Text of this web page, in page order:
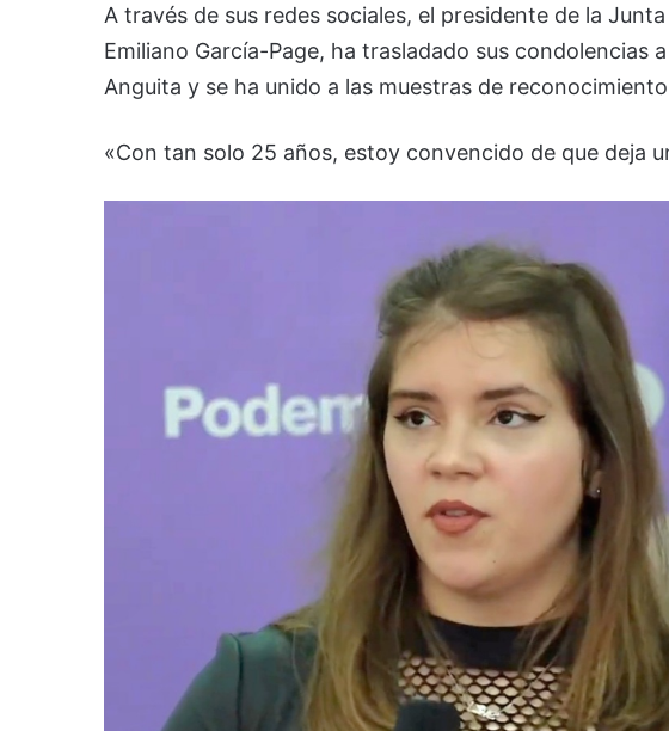
A través de sus redes sociales, el presidente de la
Emiliano García-Page, ha trasladado sus condolencias
Anguita y se ha unido a las muestras de
«Con tan solo 25 años, estoy convencido de que deja